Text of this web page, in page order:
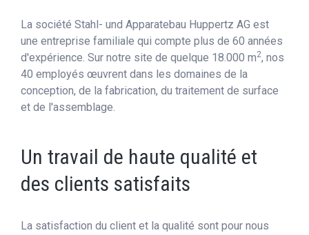
La société Stahl- und Apparatebau Huppertz AG est
une entreprise familiale qui compte plus de 60 années
d'expérience. Sur notre site de quelque 18.000 m2, nos
40 employés œuvrent dans les domaines de la
conception, de la fabrication, du traitement de surface
et de l'assemblage.
Un travail de haute qualité et
des clients satisfaits
La satisfaction du client et la qualité sont pour nous